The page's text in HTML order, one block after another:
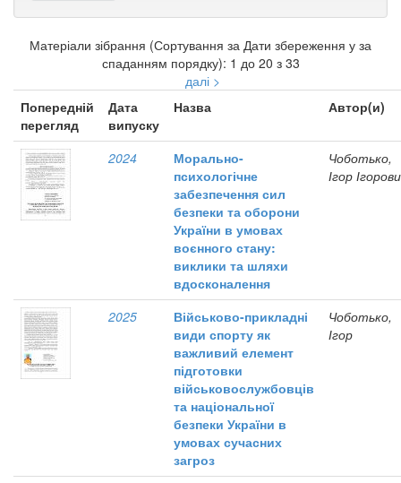
Матеріали зібрання (Сортування за Дати збереження у за
спаданням порядку): 1 до 20 з 33
далі >
Попередній
перегляд
Дата
випуску
Назва Автор(и)
2024
Морально-
психологічне
забезпечення сил
безпеки та оборони
України в умовах
воєнного стану:
виклики та шляхи
вдосконалення
Чоботько,
Ігор
2025
Військово-прикладні
види спорту як
важливий елемент
підготовки
військовослужбовців
та національної
безпеки України в
умовах сучасних
загроз
Чоботько,
Ігор